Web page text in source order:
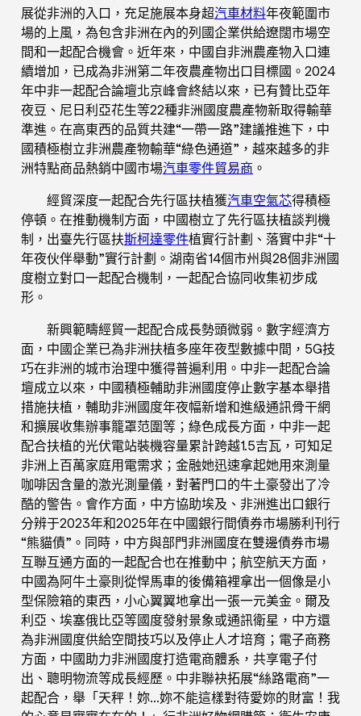
展從非洲的入口，充足施展本身超汽車材料年夜範圍市
場的上風，為包含非洲在內的列國企業供給遼闊市場空
間和一起配合機會。近年來，中國自非洲農產物入口連
續增加，已成為非洲第二年夜農產物出口目標國。2024
年中非一起配合論壇北京峰會終結以來，已有贊比亞年
夜豆、尼日利亞花生等22種非洲國度農產物新取得輸華
準進。在高東西的品質共建“一帶一路”建議推進下，中
國積極樹立非洲農產物輸華“綠色通道”，越來越多的非
洲特點商品熱銷中國市場汽車零件貿易商 。
經貿深度一起配合先行區扶植獲汽車空氣芯得積極
停頓。在推動機制方面，中國樹立了先行區扶植談判機
制，出臺先行區扶斯柯達零件植實行計劃、落實中非“十
年夜伙伴舉動”實行計劃。湖南省14個市州與28個非洲國
度樹立對口一起配合機制，一起配合協同收集初步成
形。
新興範疇經貿一起配合成長勢頭微弱。數字經濟方
面，中國企業已為非洲扶植多座年夜型數據中間，5G技
巧在非洲的城市治理中獲得普遍利用。中非一起配合論
壇成立以來，中國積極輔助非洲國度停止數字基本舉措
措施扶植，輔助非洲國度年夜幅新增和進級通訊骨干網
和擴展收集辦事籠罩范圍等；綠色成長方面，中非一起
配合扶植的光伏電站裝機容量累計跨越1.5吉瓦，可知足
非洲上百萬家庭用電需求；金融她迅速拿起她用來測量
咖啡因含量的激光測量儀，對著門口的牛土豪發出了冷
酷的警告。會作方面，中方協助埃及、非洲進出口銀行
分辨于2023年和2025年在中國銀行間債券市場勝利刊行
“熊貓債”。同時，中方與部門非洲國度在雙邊債券市場
互聯互通方面的一起配合也在推動中；航空航天方面，
中國為阿牛土豪則從悍馬車的後備箱裡拿出一個像是小
型保險箱的東西，小心翼翼地拿出一張一元美金。爾及
利亞、埃塞俄比亞等國度發射景象或通訊衛星，中方還
為非洲國度供給空間技巧以及停止人才培育；電子商務
方面，中國助力非洲國度打造電商體系，共享電子付
出、聰明物流等成長經歷。中非聯袂拓展“絲路電商”一
起配合，舉「天秤！妳…妳不能這樣對待愛妳的財富！我